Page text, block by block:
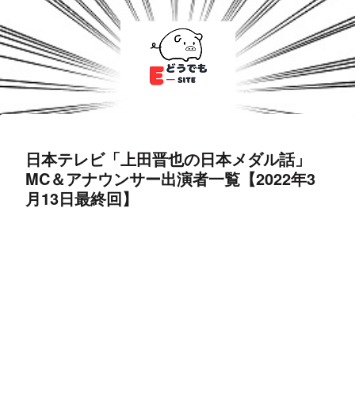
日本テレビ「上田晋也の日本メダル話」
MC＆アナウンサー出演者一覧【2022年3
月13日最終回】